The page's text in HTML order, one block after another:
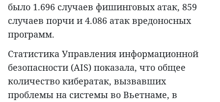
было 1.696 случаев фишинговых атак, 859
случаев порчи и 4.086 атак вредоносных
программ.
Статистика Управления информационной
безопасности (AIS) показала, что общее
количество кибератак, вызвавших
проблемы на системы во Вьетнаме, в